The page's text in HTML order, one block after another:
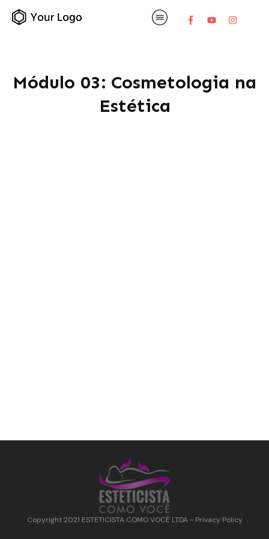
Módulo 03: Cosmetologia na
Estética
Copyright 2021 ESTETICISTA COMO VOCÊ LTDA- Privacy Policy